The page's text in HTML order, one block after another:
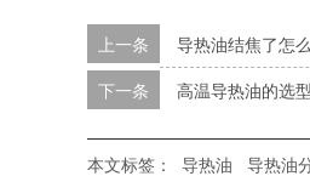
上一条
导热油结焦了怎
下一条 高温导热油的选
本文标签： 导热油 导热油